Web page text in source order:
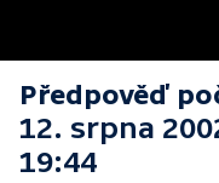
Předpověď
12. srpna
19:44